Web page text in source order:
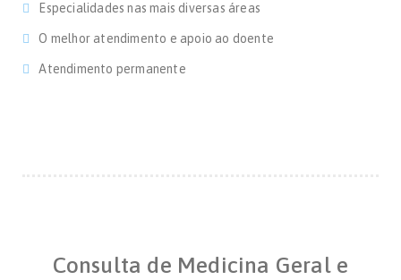
Especialidades nas mais diversas áreas
O melhor atendimento e apoio ao doente
Atendimento permanente
Consulta de Medicina Geral e